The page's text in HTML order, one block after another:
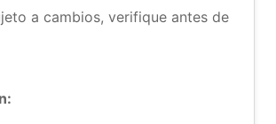
a cambios, verifique antes de